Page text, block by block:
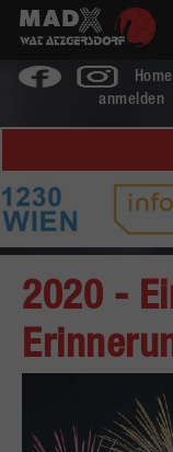
Home
anmelden
2020 -